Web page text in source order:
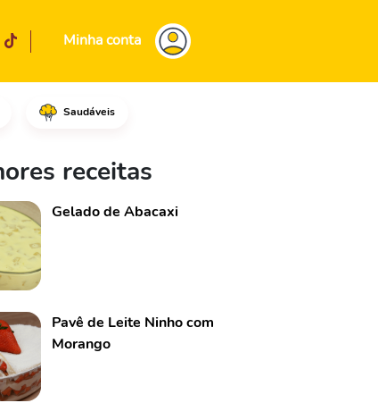
Minha conta
Saudáveis
sal, misture tudo muito
receitas
Gelado de Abacaxi
Pavê de Leite Ninho com
Morango